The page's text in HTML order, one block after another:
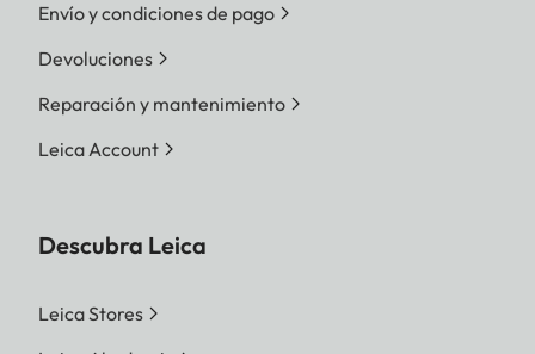
Envío y condiciones de pago
Devoluciones
Reparación y mantenimiento
Leica Account
Descubra Leica
Leica Stores